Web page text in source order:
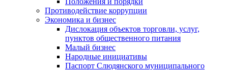
Противодействие коррупции
Экономика и бизнес
Дислокация объектов торговли, услуг,
пунктов общественного питания
Малый бизнес
Народные инициативы
Паспорт Слюдянского муниципального